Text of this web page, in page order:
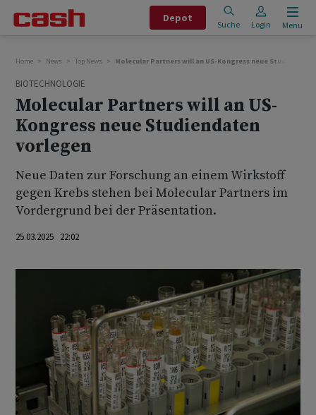
Depot
Suche Login Menu
Home News Top News Molecular Partners will an US-Kongress neue
BIOTECHNOLOGIE
Molecular Partners will an US-
Kongress neue Studiendaten
vorlegen
Neue Daten zur Forschung an einem Wirkstoff
gegen Krebs stehen bei Molecular Partners im
Vordergrund bei der Präsentation.
25.03.2025 22:02